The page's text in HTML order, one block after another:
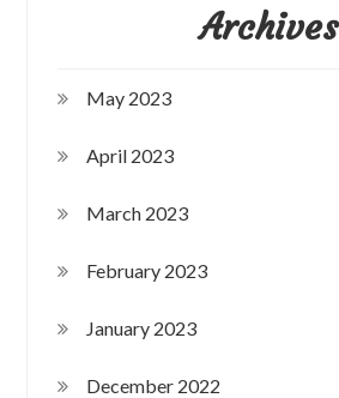
Archives
May 2023
April 2023
March 2023
February 2023
January 2023
December 2022